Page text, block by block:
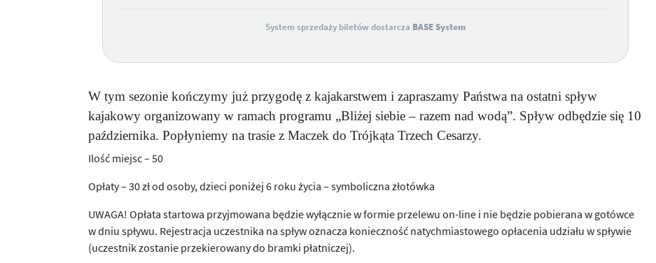
System sprzedaży biletów dostarcza BASE System
W tym sezonie kończymy już przygodę z kajakarstwem i zapraszamy Państwa na ostatni spływ
kajakowy organizowany w ramach programu „Bliżej siebie – razem nad wodą”. Spływ odbędzie się 10
października. Popłyniemy na trasie z Maczek do Trójkąta Trzech Cesarzy.
Ilość miejsc – 50
Opłaty – 30 zł od osoby, dzieci poniżej 6 roku życia – symboliczna złotówka
UWAGA! Opłata startowa przyjmowana będzie wyłącznie w formie przelewu on-line i nie będzie pobierana w gotówce
w dniu spływu. Rejestracja uczestnika na spływ oznacza konieczność natychmiastowego opłacenia udziału w spływie
(uczestnik zostanie przekierowany do bramki płatniczej).